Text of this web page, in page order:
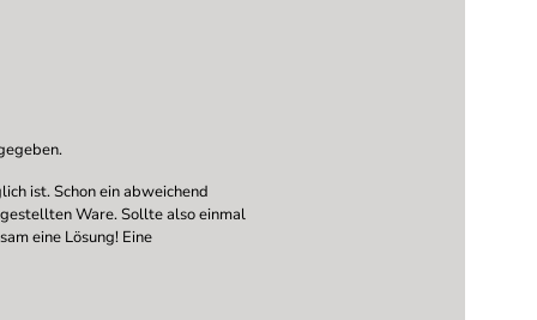
ist. Schon ein abweichend
Ware. Sollte also einmal
eine Lösung! Eine